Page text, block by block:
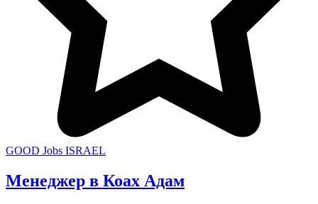
GOOD Jobs ISRAEL
Менеджер в Коах Адам